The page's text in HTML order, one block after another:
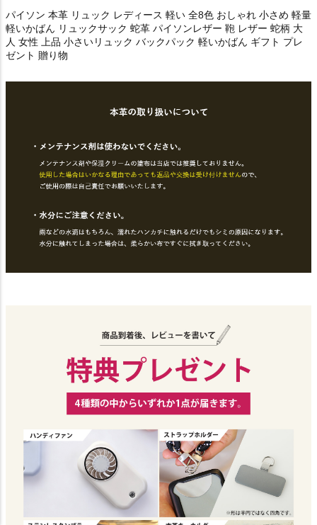
パイソン 本革 リュック レディース 軽い 全8色 おしゃれ 小さめ 軽量
軽いかばん リュックサック 蛇革 パイソンレザー 鞄 レザー 蛇柄 大
人 女性 上品 小さいリュック バックパック 軽いかばん ギフト プレ
ゼント 贈り物